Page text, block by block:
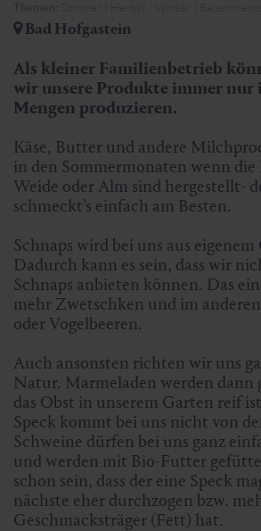
Bad Hofgastein
Als kleiner Familienbetrieb
wir unsere Produkte immer nur
Mengen produzieren.
Käse, Butter und andere
in den Sommermonaten wenn die
Weide oder Alm sind hergestellt-
schmeckt’s einfach am Besten.
Schnaps wird bei uns aus
Dadurch kann es sein, dass wir
Schnaps anbieten können. Das
mehr Zwetschken und im
oder Vogelbeeren.
Auch ansonsten richten wir uns
Natur. Marmeladen werden dann
das Obst in unserem Garten reif
Speck kommt bei uns nicht von
Schweine dürfen bei uns ganz
und werden mit Bio-Futter
schon sein, dass der eine Speck
nächste eher durchzogen bzw.
Geschmacksträger (Fett) hat.